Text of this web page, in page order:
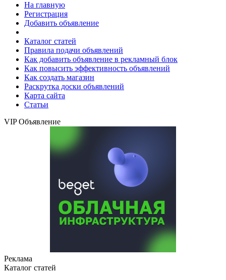
На главную
Регистрация
Добавить объявление
Каталог статей
Правила подачи объявлений
Как добавить объявление в рекламный блок
Как повысить эффективность объявлений
Как создать магазин
Раскрутка доски объявлений
Карта сайта
Статьи
VIP Объявление
Реклама
Каталог статей